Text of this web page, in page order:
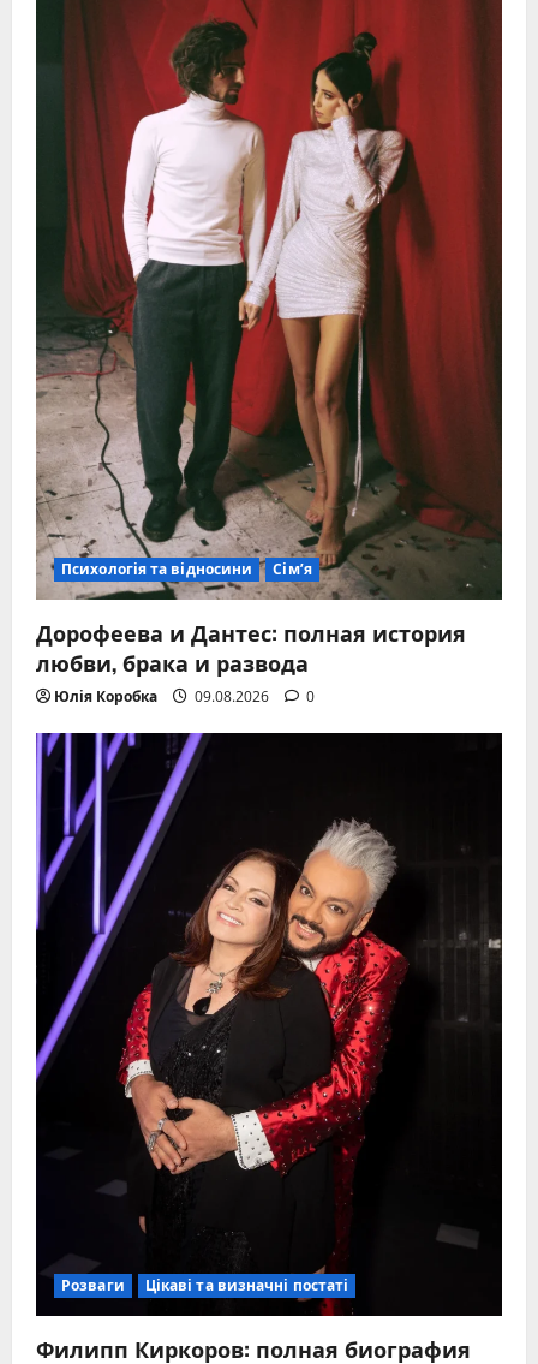
Психологія та відносини Сім’я
Дорофеева и Дантес: полная история
любви, брака и развода
Юлія Коробка 09.08.2026 0
Розваги Цікаві та визначні постаті
Филипп Киркоров: полная биография